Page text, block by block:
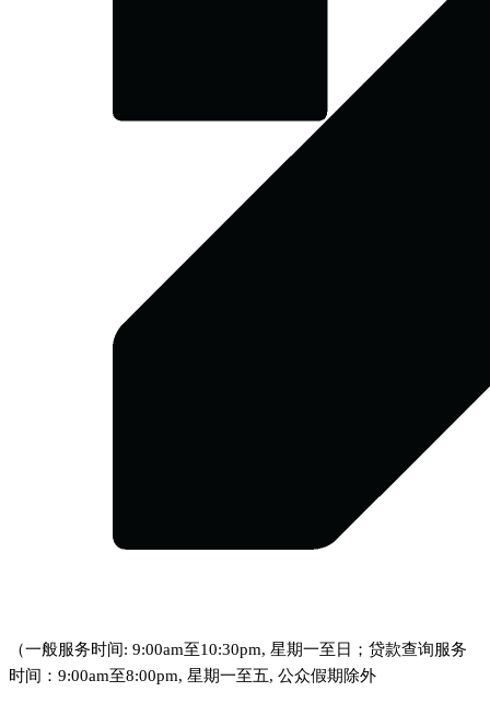
（一般服务时间: 9:00am至10:30pm, 星期一至日；贷款查询服务
时间：9:00am至8:00pm, 星期一至五, 公众假期除外